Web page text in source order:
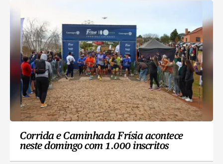
Corrida e Caminhada Frísia acontece
neste domingo com 1.000 inscritos